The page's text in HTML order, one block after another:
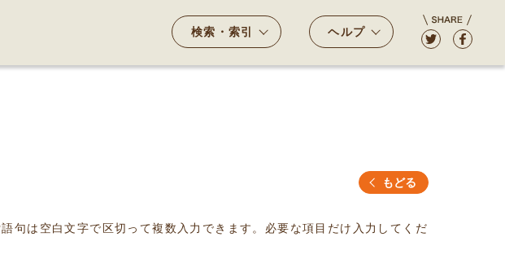
検索・索引 ヘルプ
もどる
句は空白文字で区切って複数入力できます。必要な項目だけ入力してくだ